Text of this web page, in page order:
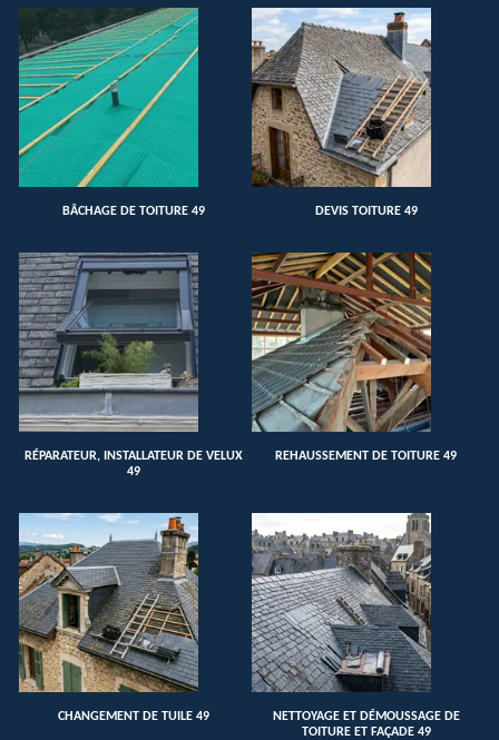
BÂCHAGE DE TOITURE 49 DEVIS TOITURE 49
RÉPARATEUR, INSTALLATEUR DE VELUX
49
REHAUSSEMENT DE TOITURE 49
CHANGEMENT DE TUILE 49
NETTOYAGE ET DÉMOUSSAGE DE
TOITURE ET FAÇADE 49